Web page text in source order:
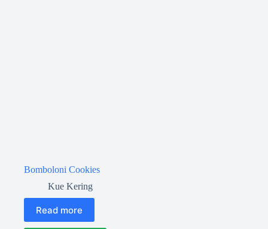
Bomboloni Cookies
Kue Kering
Read more